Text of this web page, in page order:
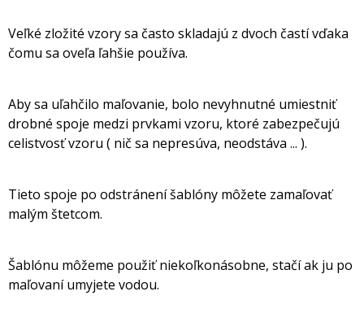
Veľké zložité vzory sa často skladajú z dvoch častí vďaka
čomu sa oveľa ľahšie používa.
Aby sa uľahčilo maľovanie, bolo nevyhnutné umiestniť
drobné spoje medzi prvkami vzoru, ktoré zabezpečujú
celistvosť vzoru ( nič sa nepresúva, neodstáva ... ).
Tieto spoje po odstránení šablóny môžete zamaľovať
malým štetcom.
Šablónu môžeme použiť niekoľkonásobne, stačí ak ju po
maľovaní umyjete vodou.